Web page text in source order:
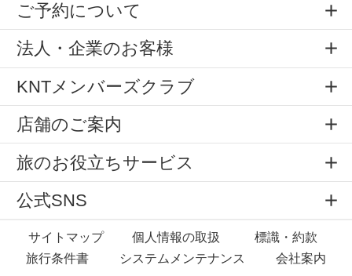
ご予約について
法人・企業のお客様
KNTメンバーズクラブ
店舗のご案内
旅のお役立ちサービス
公式SNS
サイトマップ 個人情報の取扱
標識・約款
旅行条件書
システムメンテナンス 会社案内